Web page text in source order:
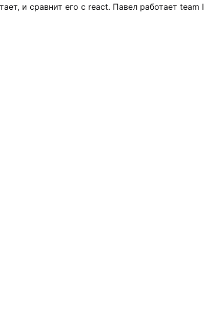
и сравнит его с react. Павел работает